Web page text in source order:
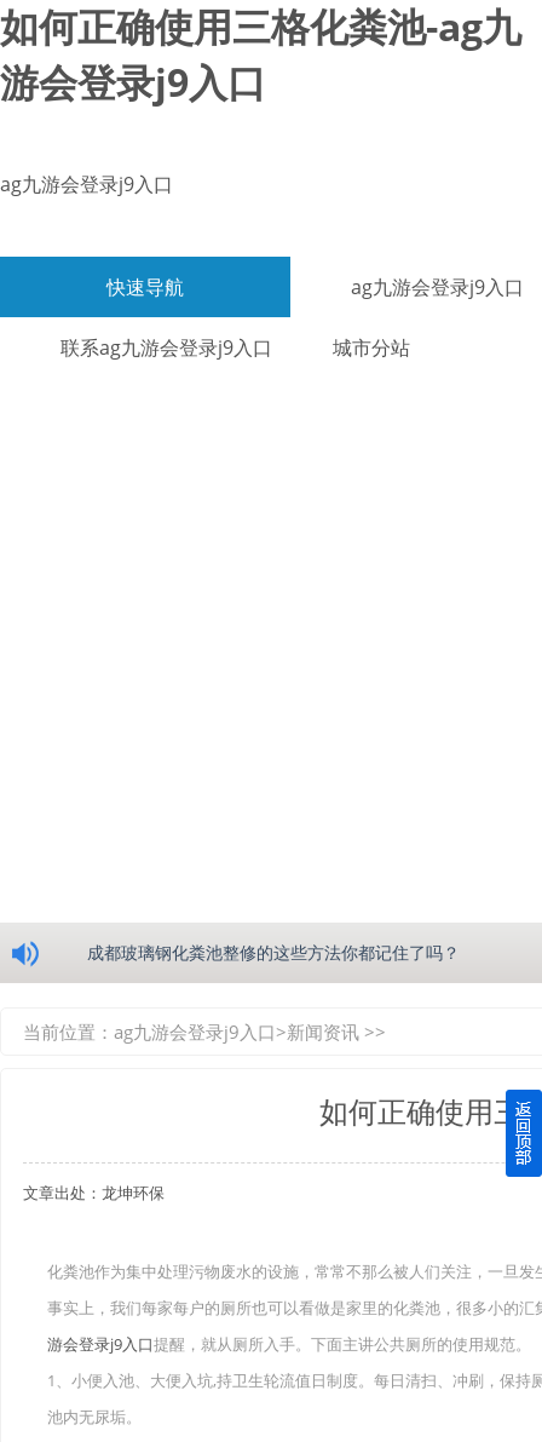
如何正确使用三格化粪池-ag九
游会登录j9入口
ag九游会登录j9入口
快速导航 ag九游会登录j9入口
联系ag九游会登录j9入口 城市分站
成都玻璃钢化粪池整修的这些方法你都记住了吗？
四川玻璃钢化粪池逐渐取代传统玻璃钢化粪池的这几点原因
关于重庆玻璃钢化粪池的这些基础知识你都记住了吗？
在安装绵阳玻璃钢化粪池时可能遇到这些难题
使用成都玻璃钢化粪池的七大好处你都记住了吗？
当前位置： ag九游会登录j9入口>新闻资讯 >>
如何正确使用三
文章出处：龙坤环保
化粪池作为集中处理污物废水的设施，常常不那么被人们关注，一旦
事实上，我们每家每户的厕所也可以看做是家里的化粪池，很多小的
游会登录j9入口提醒，就从厕所入手。下面主讲公共厕所的使用规范。
1、小便入池、大便入坑,持卫生轮流值日制度。每日清扫、冲刷，保
池内无尿垢。